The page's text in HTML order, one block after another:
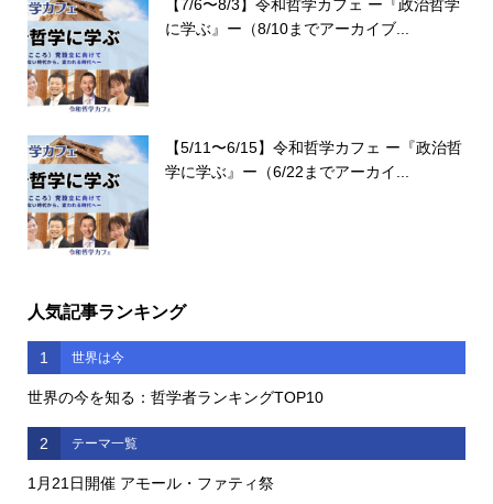
【7/6〜8/3】令和哲学カフェ ー『政治哲学
に学ぶ』ー（8/10までアーカイブ...
【5/11〜6/15】令和哲学カフェ ー『政治哲
学に学ぶ』ー（6/22までアーカイ...
人気記事ランキング
1 世界は今
世界の今を知る：哲学者ランキングTOP10
2 テーマ一覧
1月21日開催 アモール・ファティ祭